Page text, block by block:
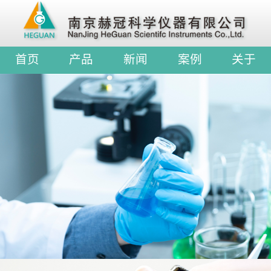
首页 产品 新闻 案例 关于